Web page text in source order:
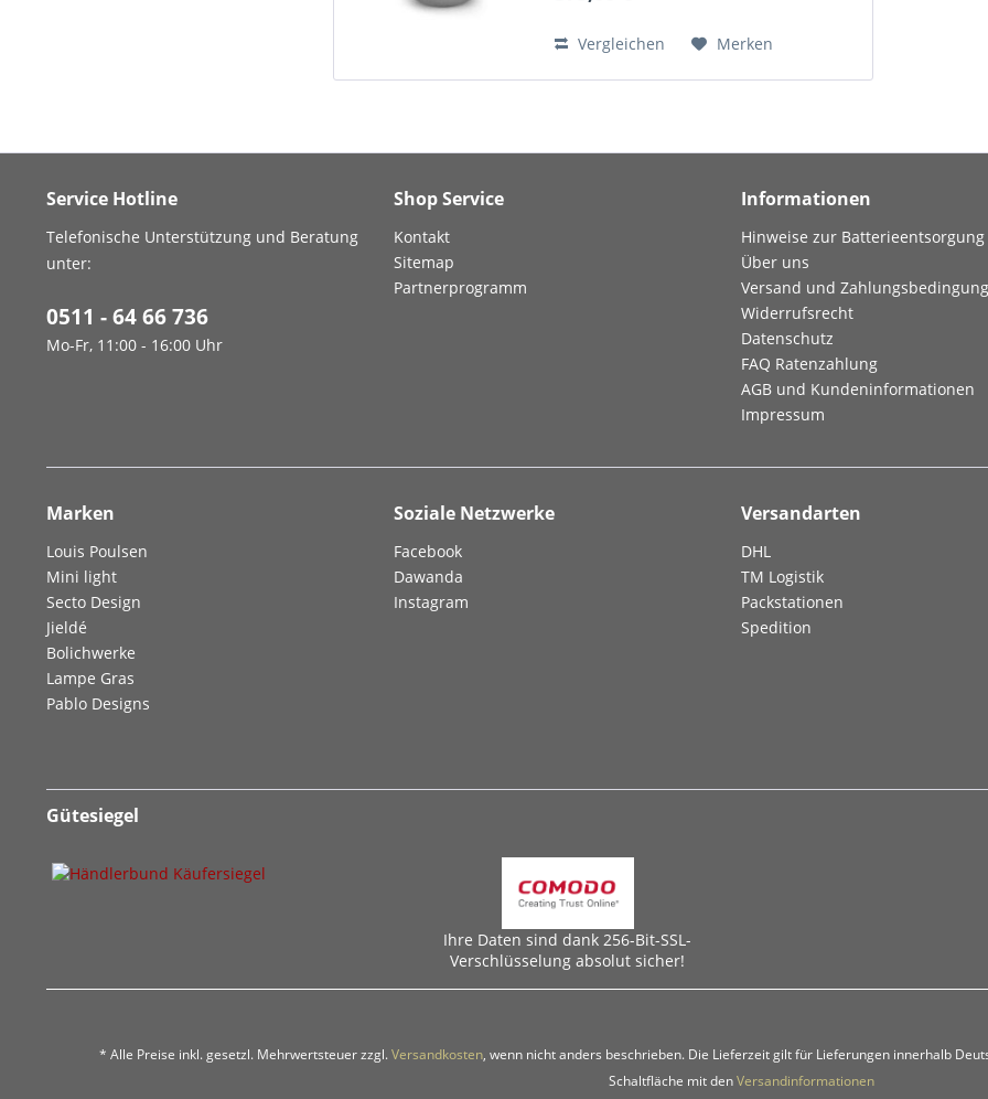
Vergleichen Merken
Service Hotline
Telefonische Unterstützung und Beratung
unter:
0511 - 64 66 736
Mo-Fr, 11:00 - 16:00 Uhr
Shop Service
Kontakt
Sitemap
Partnerprogramm
Informationen
Hinweise zur Batterieentsorgung
Über uns
Versand und
Widerrufsrecht
Datenschutz
FAQ Ratenzahlung
AGB und Kundeninformationen
Impressum
Marken
Louis Poulsen
Mini light
Secto Design
Jieldé
Bolichwerke
Lampe Gras
Pablo Designs
Soziale Netzwerke
Facebook
Dawanda
Instagram
Versandarten
DHL
TM Logistik
Packstationen
Spedition
Gütesiegel
Ihre Daten sind dank 256-Bit-SSL-
Verschlüsselung absolut sicher!
* Alle Preise inkl. gesetzl. Mehrwertsteuer zzgl.Versandkosten, wenn nicht anders beschrieben. Die Lieferzeit gilt für Lieferungen innerhalb
Schaltfläche mit denVersandinformationen